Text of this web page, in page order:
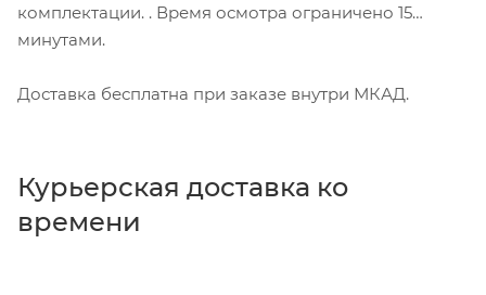
комплектации. . Время осмотра ограничено 15
минутами.
Доставка бесплатна при заказе внутри МКАД.
Курьерская доставка ко
времени